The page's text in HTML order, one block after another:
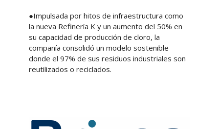
●Impulsada por hitos de infraestructura como
la nueva Refinería K y un aumento del 50% en
su capacidad de producción de cloro, la
compañía consolidó un modelo sostenible
donde el 97% de sus residuos industriales son
reutilizados o reciclados.